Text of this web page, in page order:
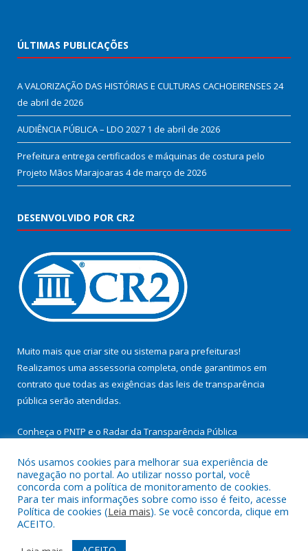
ÚLTIMAS PUBLICAÇÕES
A VALORIZAÇÃO DAS HISTÓRIAS E CULTURAS CACHOEIRENSES 24
de abril de 2026
AUDIÊNCIA PÚBLICA – LDO 2027 1 de abril de 2026
Prefeitura entrega certificados e máquinas de costura pelo
Projeto Mãos Marajoaras 4 de março de 2026
DESENVOLVIDO POR CR2
Muito mais que criar site ou sistema para prefeituras!
Realizamos uma assessoria completa, onde garantimos em
contrato que todas as exigências das leis de transparência
pública serão atendidas.
Conheça o PNTP e o Radar da Transparência Pública
Todos os direitos reservados a Prefeitura Municipal de
Cachoeira do Arari.
Nós usamos cookies para melhorar sua experiência de
navegação no portal. Ao utilizar nosso portal, você
concorda com a política de monitoramento de cookies.
Para ter mais informações sobre como isso é feito, acesse
Política de cookies (Leia mais). Se você concorda, clique em
ACEITO.